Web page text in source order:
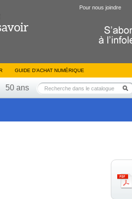
Pour nous joindre
GUIDE D’ACHAT NUMÉRIQUE
50 ans